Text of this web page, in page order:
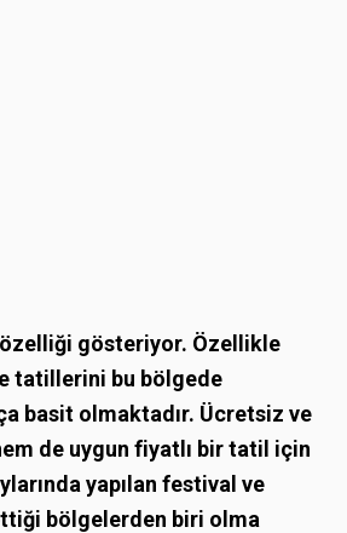
özelliği gösteriyor. Özellikle
tatillerini bu bölgede
basit olmaktadır. Ücretsiz ve
de uygun fiyatlı bir tatil için
yapılan festival ve
bölgelerden biri olma